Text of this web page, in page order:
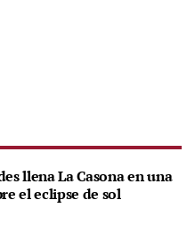
llena La Casona en una
el eclipse de sol